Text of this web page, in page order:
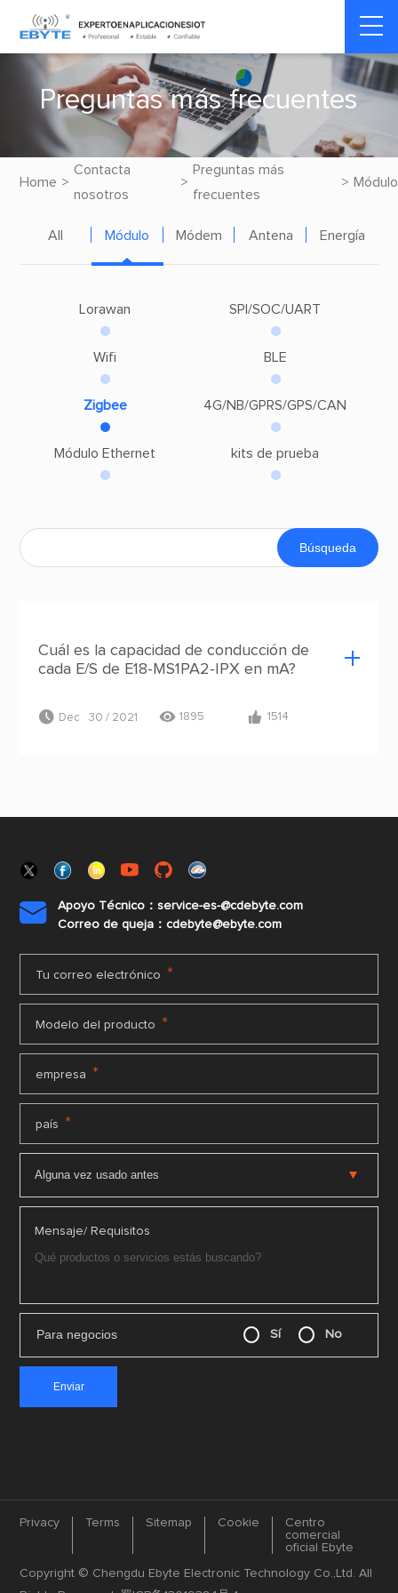
Preguntas más frecuentes
Home >
Contacta
nosotros
>
Preguntas más
frecuentes
> Módulo
All Módulo Módem Antena Energía
Lorawan SPI/SOC/UART
Wifi BLE
Zigbee 4G/NB/GPRS/GPS/CAN
Módulo Ethernet kits de prueba
Cuál es la capacidad de conducción de
cada E/S de E18-MS1PA2-IPX en mA?
 Dec 30 / 2021  1895  1514

Apoyo Técnico：service-es-@cdebyte.com
Correo de queja：cdebyte@ebyte.com
Tu correo electrónico *
Modelo del producto *
empresa *
país *
Mensaje/ Requisitos
Para negocios Sí No
Privacy Terms Sitemap Cookie
Centro
comercial
oficial Ebyte
Copyright © Chengdu Ebyte Electronic Technology Co.,Ltd. All